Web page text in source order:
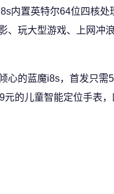
内置英特尔64位四核
、玩大型游戏、上网冲
心的蓝魔i8s，首发只
元的儿童智能定位手表